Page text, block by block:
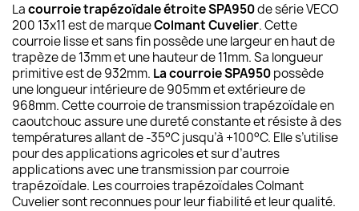
Lacourroie trapézoïdale étroite SPA950de série VECO
200 13x11 est de marqueColmant Cuvelier. Cette
courroie lisse et sans fin possède une largeur en haut de
trapèze de 13mm et une hauteur de 11mm. Sa longueur
primitive est de 932mm. La courroie SPA950possède
une longueur intérieure de 905mm et extérieure de
968mm. Cette courroie de transmission trapézoïdale en
caoutchouc assure une dureté constante et résiste à des
températures allant de -35°C jusqu’à +100°C. Elle s’utilise
pour des applications agricoles et sur d’autres
applications avec une transmission par courroie
trapézoïdale. Les courroies trapézoïdales Colmant
Cuvelier sont reconnues pour leur fiabilité et leur qualité.